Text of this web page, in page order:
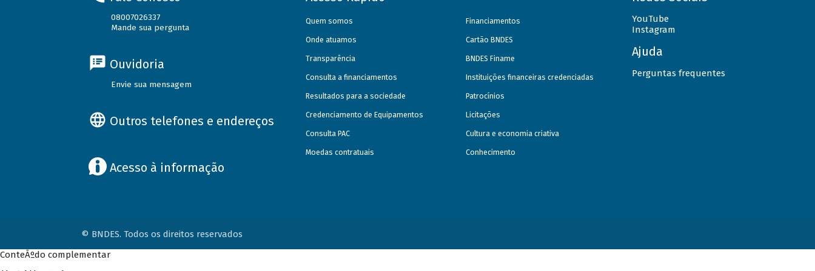
08007026337
Mande sua pergunta
Ouvidoria
Envie sua mensagem
Outros telefones e endereços
Acesso à informação
Quem somos
Onde atuamos
Transparência
Consulta a financiamentos
Resultados para a sociedade
Credenciamento de Equipamentos
Consulta PAC
Moedas contratuais
Financiamentos
Cartão BNDES
BNDES Finame
Instituições financeiras credenciadas
Patrocínios
Licitações
Cultura e economia criativa
Conhecimento
YouTube
Instagram
Ajuda
Perguntas frequentes
© BNDES. Todos os direitos reservados
ConteÃºdo complementar